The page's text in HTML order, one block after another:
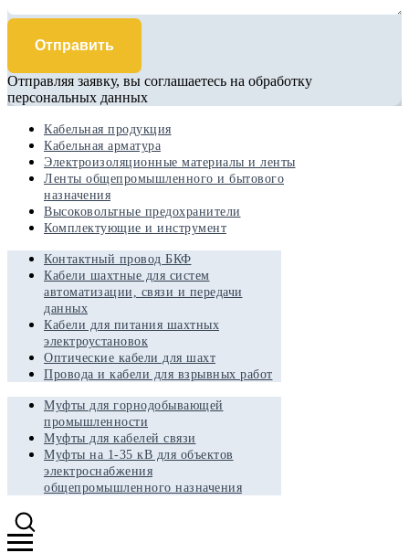
Отправить
Отправляя заявку, вы соглашаетесь на обработку
персональных данных
Кабельная продукция
Кабельная арматура
Электроизоляционные материалы и ленты
Ленты общепромышленного и бытового
назначения
Высоковольтные предохранители
Комплектующие и инструмент
Контактный провод БКФ
Кабели шахтные для систем
автоматизации, связи и передачи
данных
Кабели для питания шахтных
электроустановок
Оптические кабели для шахт
Провода и кабели для взрывных работ
Муфты для горнодобывающей
промышленности
Муфты для кабелей связи
Муфты на 1-35 кВ для объектов
электроснабжения
общепромышленного назначения